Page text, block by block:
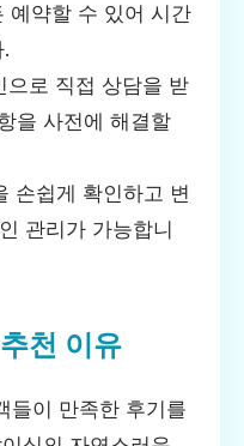
예약할 수 있어 시간
으로 직접 상담을 받
을 사전에 해결할
손쉽게 확인하고 변
관리가 가능합니
천 이유
들이 만족한 후기를